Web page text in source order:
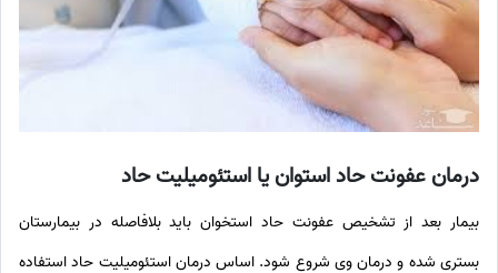
درمان عفونت حاد استوان یا استئومیلیت حاد
بیمار بعد از تشخیص عفونت حاد استخوان باید بلافاصله در بیمارستان
بستری شده و درمان وی شروع شود. اساس درمان استئومیلیت حاد استفاده